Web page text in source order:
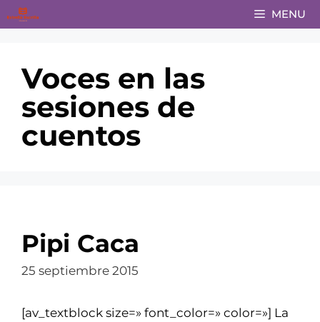
Saltar
al
MENU
Voces en las
sesiones de
cuentos
Pipi Caca
25 septiembre 2015
[av_textblock size=» font_color=» color=»] La